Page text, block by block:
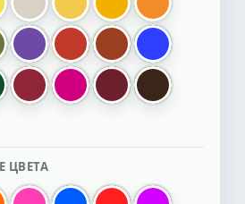
нейтральный
желтыйзолотистыйоранжевый
фиолетовый
красныйкрасный оксид
гранатовыймажента фукси
Бордо
ЦВЕТА